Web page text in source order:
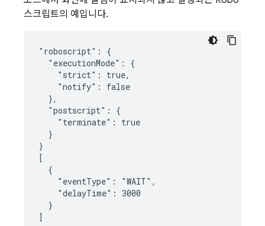
스크립트의 예입니다.
"roboscript": {
  "executionMode": {
    "strict": true,
    "notify": false
  },
  "postscript": {
    "terminate": true
  }
}
[
  {
    "eventType": "WAIT",
    "delayTime": 3000
  }